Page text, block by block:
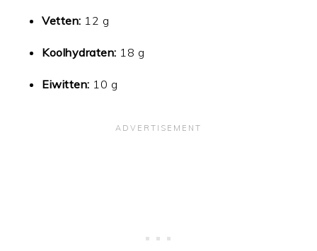
Vetten: 12 g
Koolhydraten: 18 g
Eiwitten: 10 g